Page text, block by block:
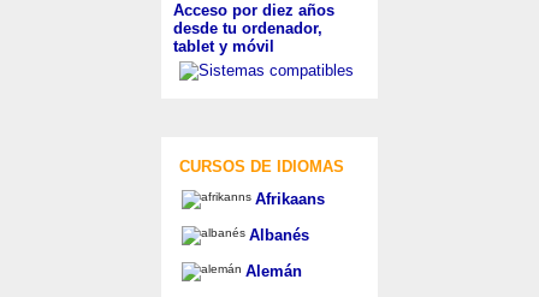
Acceso por diez años
desde tu ordenador,
tablet y móvil
CURSOS DE IDIOMAS
Afrikaans
Albanés
Alemán